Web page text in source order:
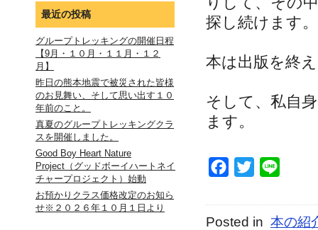
最近の投稿
グループトレッキングの開催日程
【9月・１０月・１１月・１２
月】
昨日の熊本地震で被災された皆様
のお見舞い、そして思い出す１０
年前のこと。
真夏のグループトレッキングクラ
スを開催しました。
Good Boy Heart Nature
Project（グッドボーイハートネイ
チャープロジェクト）始動
お預かりクラス価格改定のお知ら
せ※２０２６年１０月１日より
探し続けます。
本は出版を終
そして、私自
ます。
Facebook
Twitter
Posted in 本の紹